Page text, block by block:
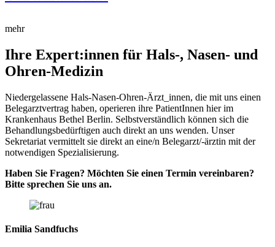
mehr
Ihre Expert:innen für Hals-, Nasen- und
Ohren-Medizin
Niedergelassene Hals-Nasen-Ohren-Ärzt_innen, die mit uns einen
Belegarztvertrag haben, operieren ihre PatientInnen hier im
Krankenhaus Bethel Berlin. Selbstverständlich können sich die
Behandlungsbedürftigen auch direkt an uns wenden. Unser
Sekretariat vermittelt sie direkt an eine/n Belegarzt/-ärztin mit der
notwendigen Spezialisierung.
Haben Sie Fragen? Möchten Sie einen Termin vereinbaren?
Bitte sprechen Sie uns an.
Emilia Sandfuchs